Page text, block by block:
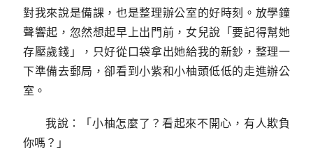
對我來說是備課，也是整理辦公室的好時刻。放學鐘
聲響起，忽然想起早上出門前，女兒說「要記得幫她
存壓歲錢」，只好從口袋拿出她給我的新鈔，整理一
下準備去郵局，卻看到小紫和小柚頭低低的走進辦公
室。
我說：「小柚怎麼了？看起來不開心，有人欺負
你嗎？」